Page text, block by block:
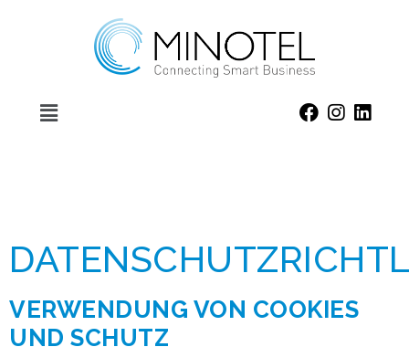
VERWENDUNG VON COOKIES
UND SCHUTZ